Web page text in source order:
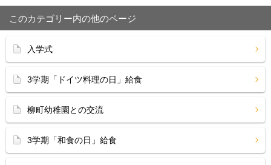
このカテゴリー内の他のページ
入学式
3学期「ドイツ料理の日」給食
柳町幼稚園との交流
3学期「和食の日」給食